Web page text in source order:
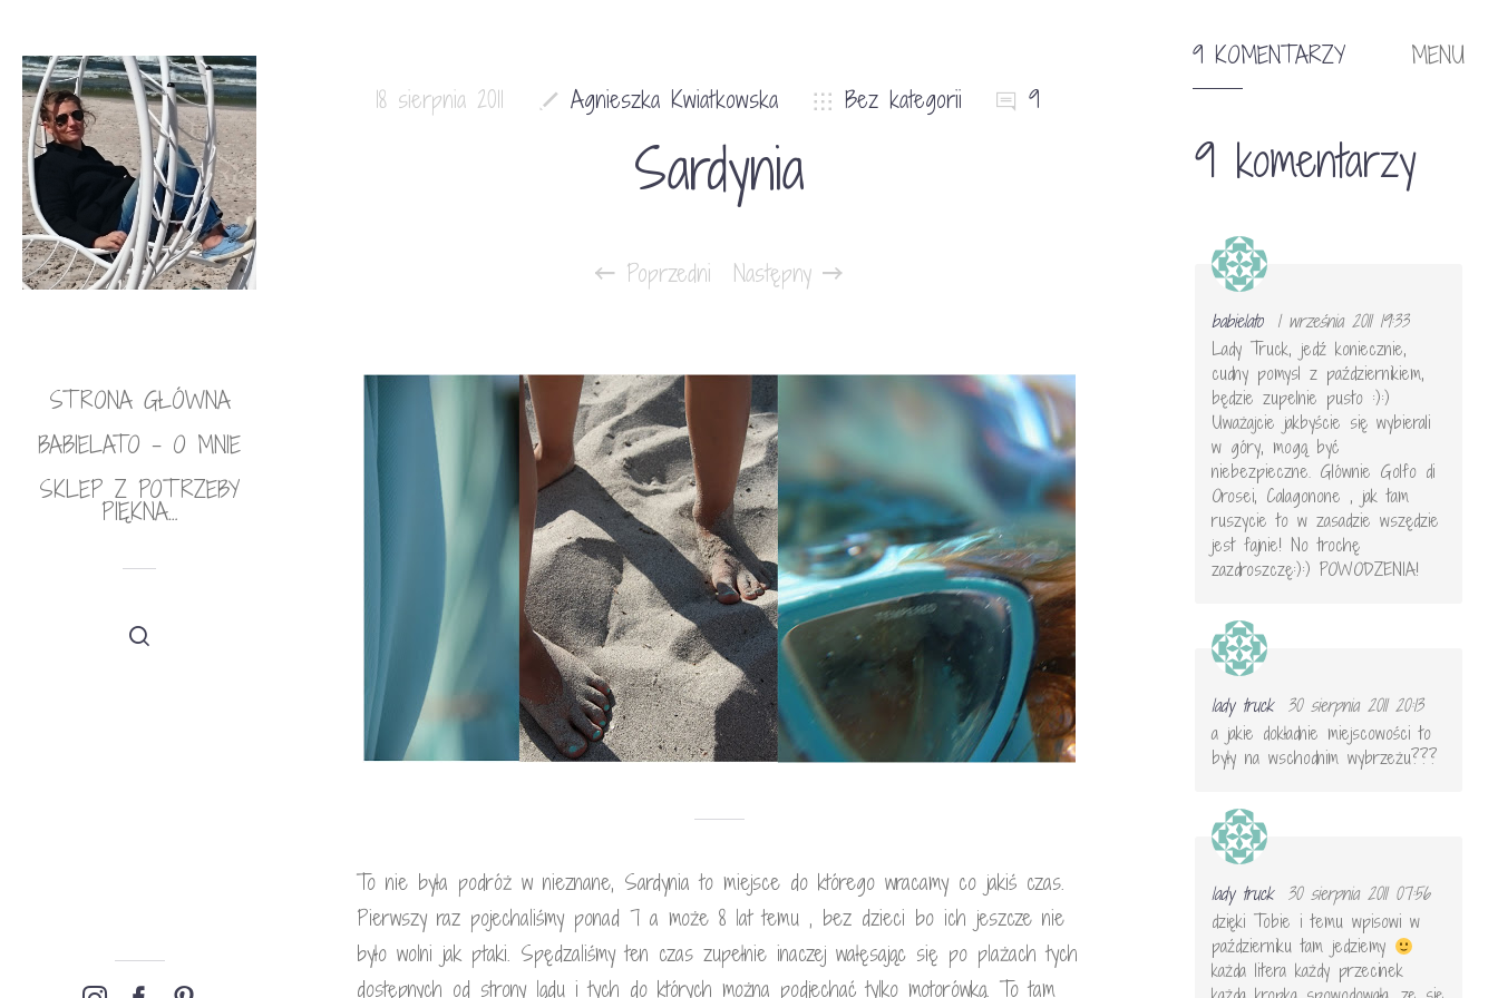
STRONA GŁÓWNA
BABIELATO – O MNIE
SKLEP Z POTRZEBY
PIĘKNA…
18 sierpnia 2011 Agnieszka Kwiatkowska Bez kategorii 9
Sardynia
Poprzedni Następny
To nie była podróż w nieznane, Sardynia to miejsce do którego wracamy co jakiś czas.
Pierwszy raz pojechaliśmy ponad 7 a może 8 lat temu , bez dzieci bo ich jeszcze nie
było wolni jak ptaki. Spędzaliśmy ten czas zupełnie inaczej wałęsając się po plażach tych
dostępnych od strony lądu i tych do których można podjechać tylko motorówką. To tam
9 KOMENTARZY MENU
9 komentarzy
babielato
1 września 2011 19:33
Lady Truck, jedź koniecznie,
cudny pomysl z październikiem,
będzie zupelnie pusto :):)
Uważajcie jakbyście się wybierali
w góry, mogą być
niebezpieczne. Glównie Golfo di
Orosei, Calagonone , jak tam
ruszycie to w zasadzie wszędzie
jest fajnie! No trochę
zazdroszczę:):) POWODZENIA!
lady truck
30 sierpnia 2011 20:13
a jakie dokładnie miejscowości to
były na wschodnim wybrzeżu???
lady truck
30 sierpnia 2011 07:56
dzięki Tobie i temu wpisowi w
październiku tam jedziemy
każda litera każdy przecinek